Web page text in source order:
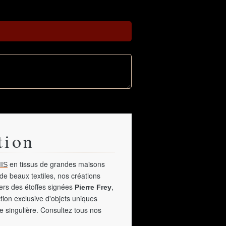
en tissus de grandes maisons
beaux textiles, nos créations
des étoffes signées Pierre Frey,
exclusive d'objets uniques
singulière. Consultez tous nos